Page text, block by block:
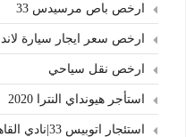
ارخص باص مرسيدس 33
ارخص سعر ايجار سيارة
ارخص نقل سياحي
استأجر هيونداي النترا 2020
استئجار اتوبيس 33|نادي القاهرة